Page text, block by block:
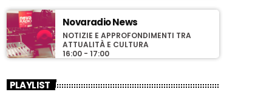
Novaradio News
NOTIZIE E APPROFONDIMENTI TRA
ATTUALITÀ E CULTURA
16:00 - 17:00
PLAYLIST